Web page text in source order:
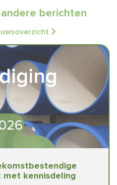
berichten
kennisdeling